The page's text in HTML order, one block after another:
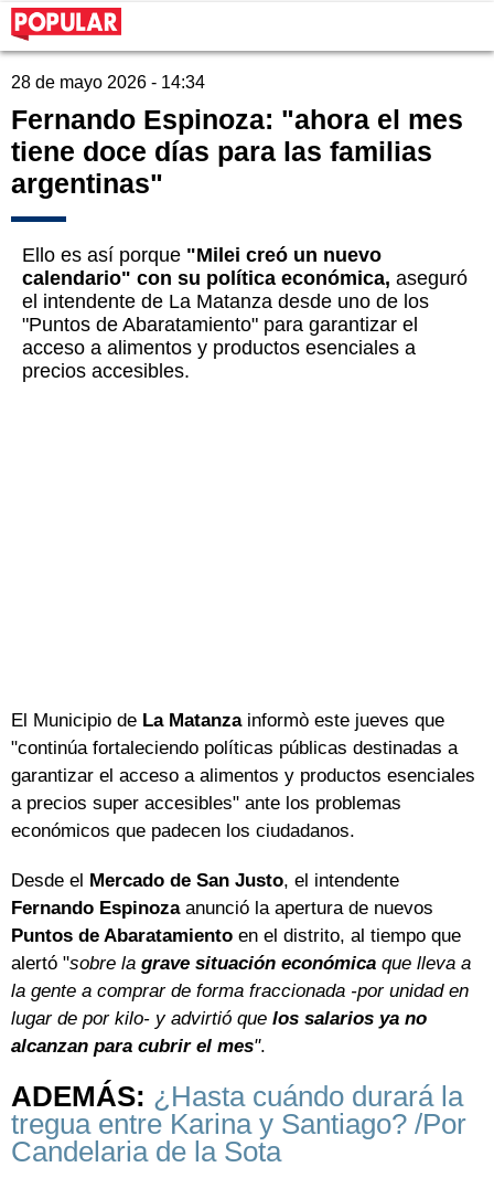
28 de mayo 2026 - 14:34
Fernando Espinoza: "ahora el mes
tiene doce días para las familias
argentinas"
Ello es así porque "Milei creó un nuevo
calendario" con su política económica, aseguró
el intendente de La Matanza desde uno de los
"Puntos de Abaratamiento" para garantizar el
acceso a alimentos y productos esenciales a
precios accesibles.
El Municipio de La Matanzainformò este jueves que
"continúa fortaleciendo políticas públicas destinadas a
garantizar el acceso a alimentos y productos esenciales
a precios super accesibles" ante los problemas
económicos que padecen los ciudadanos.
Desde el Mercado de San Justo, el intendente
Fernando Espinozaanunció la apertura de nuevos
Puntos de Abaratamiento en el distrito, al tiempo que
alertó "sobre la grave situación económica que lleva a
la gente a comprar de forma fraccionada -por unidad en
lugar de por kilo- y advirtió que los salarios ya no
alcanzan para cubrir el mes".
ADEMÁS: ¿Hasta cuándo durará la
tregua entre Karina y Santiago? /Por
Candelaria de la Sota